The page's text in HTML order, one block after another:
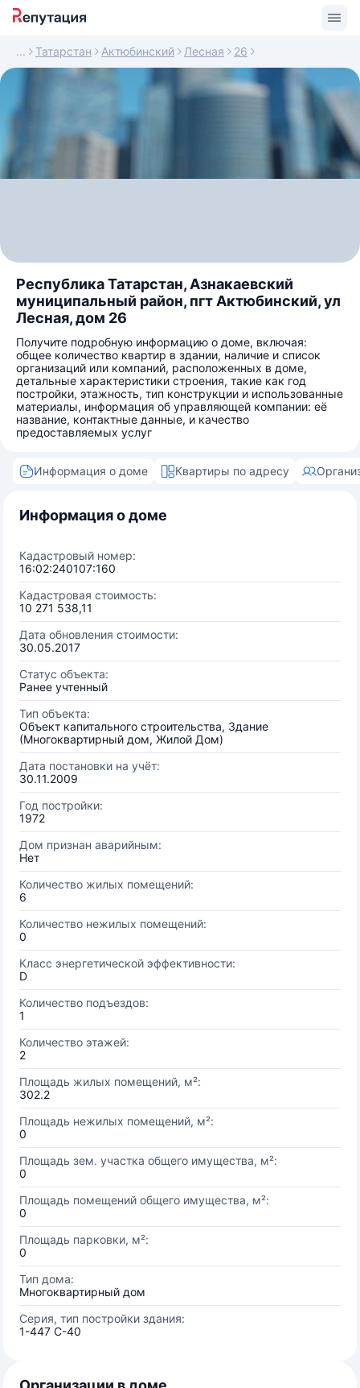
Татарстан Актюбинский Лесная 26
Республика Татарстан, Азнакаевский
муниципальный район, пгт Актюбинский, ул
Лесная, дом 26
Получите подробную информацию о доме, включая:
общее количество квартир в здании, наличие и список
организаций или компаний, расположенных в доме,
детальные характеристики строения, такие как год
постройки, этажность, тип конструкции и использованные
материалы, информация об управляющей компании: её
название, контактные данные, и качество
предоставляемых услуг
Информация о доме Квартиры по адресу
Информация о доме
Кадастровый номер:
16:02:240107:160
Кадастровая стоимость:
10 271 538,11
Дата обновления стоимости:
30.05.2017
Статус объекта:
Ранее учтенный
Тип объекта:
Объект капитального строительства, Здание
(Многоквартирный дом, Жилой Дом)
Дата постановки на учёт:
30.11.2009
Год постройки:
1972
Дом признан аварийным:
Нет
Количество жилых помещений:
6
Количество нежилых помещений:
0
Класс энергетической эффективности:
D
Количество подъездов:
1
Количество этажей:
2
Площадь жилых помещений, м²:
302.2
Площадь нежилых помещений, м²:
0
Площадь зем. участка общего имущества, м²:
0
Площадь помещений общего имущества, м²:
0
Площадь парковки, м²:
0
Тип дома:
Многоквартирный дом
Серия, тип постройки здания:
1-447 С-40